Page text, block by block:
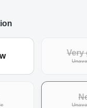
Very
option is currently